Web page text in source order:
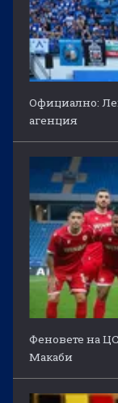
Официално:
агенция
Феновете на
Макаби